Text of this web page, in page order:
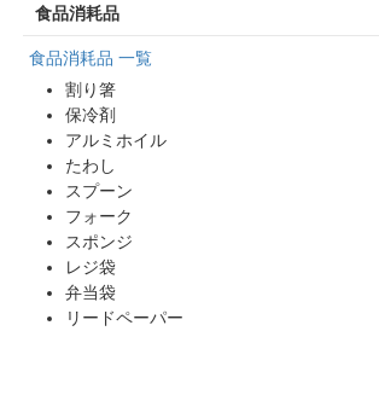
食品消耗品
食品消耗品 一覧
割り箸
保冷剤
アルミホイル
たわし
スプーン
フォーク
スポンジ
レジ袋
弁当袋
リードペーパー